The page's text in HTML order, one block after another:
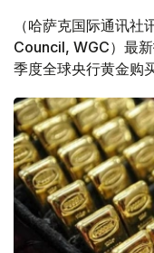
（哈萨克国际通讯
Council, WGC）最
季度全球央行黄金购